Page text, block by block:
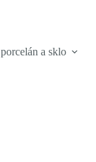
porcelán a sklo